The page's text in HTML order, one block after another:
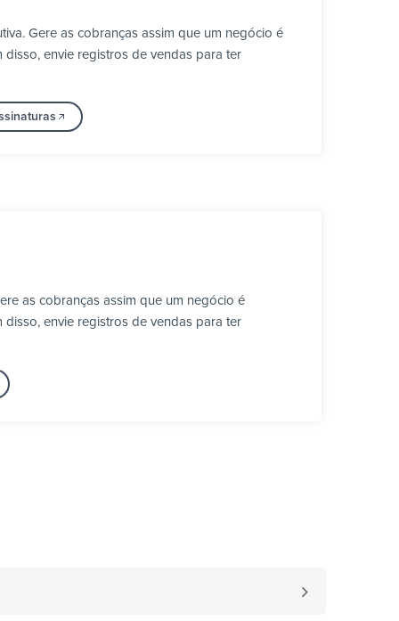
Gere as cobranças assim que um negócio é
envie registros de vendas para ter
as cobranças assim que um negócio é
envie registros de vendas para ter